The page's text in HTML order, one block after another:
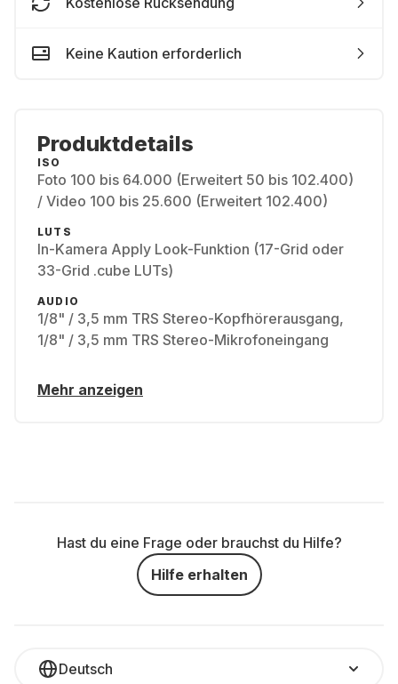
Keine Kaution erforderlich
Produktdetails
ISO
Foto 100 bis 64.000 (Erweitert 50 bis 102.400)
/ Video 100 bis 25.600 (Erweitert 102.400)
LUTS
In-Kamera Apply Look-Funktion (17-Grid oder
33-Grid .cube LUTs)
AUDIO
1/8" / 3,5 mm TRS Stereo-Kopfhörerausgang,
1/8" / 3,5 mm TRS Stereo-Mikrofoneingang
Mehr anzeigen
Hast du eine Frage oder brauchst du Hilfe?
Hilfe erhalten
Deutsch